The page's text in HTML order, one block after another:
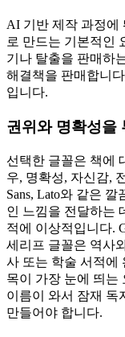
AI 기반 제작 과정에
로 만드는 기본적인
기나 탈출을 판매하
해결책을 판매합니
입니다.
권위와 명확성을
선택한 글꼴은 책에
우, 명확성, 자신감,
Sans, Lato와 같은
인 느낌을 전달하는
적에 이상적입니다.
세리프 글꼴은 역사
사 또는 학술 서적에
목이 가장 눈에 띄는
이름이 와서 잠재 독
만들어야 합니다.